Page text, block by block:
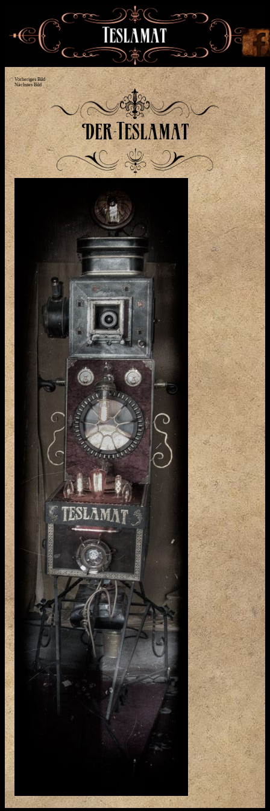
Vorheriges Bild
Nächstes Bild
Der-Teslamat